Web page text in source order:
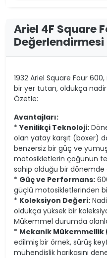
Ariel 4F Square
Değerlendirmesi
1932 Ariel Square Four
bir yer tutan, oldukça
Özetle:
Avantajları:
*Yenilikçi Teknoloji:
olan yatay karşıt (boxer)
benzersiz bir güç ve
motosikletlerin çoğunun
sahip olduğu bir dönemde
* Güç ve Performans:
güçlü motosikletlerinden
* Koleksiyon Değeri:
oldukça yüksek bir
Mükemmel durumda
* Mekanik
edilmiş bir örnek, sürüş
mühendislik harikasını